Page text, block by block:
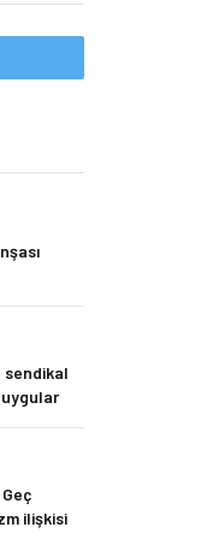
sendikal
ilişkisi